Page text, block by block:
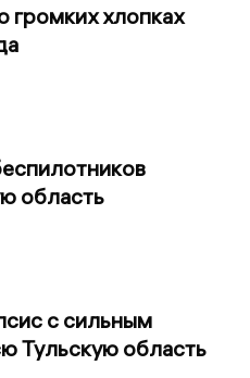
громких хлопках
область
с сильным
Тульскую область